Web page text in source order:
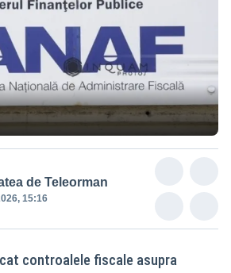
de Teleorman
15:16
controalele fiscale asupra